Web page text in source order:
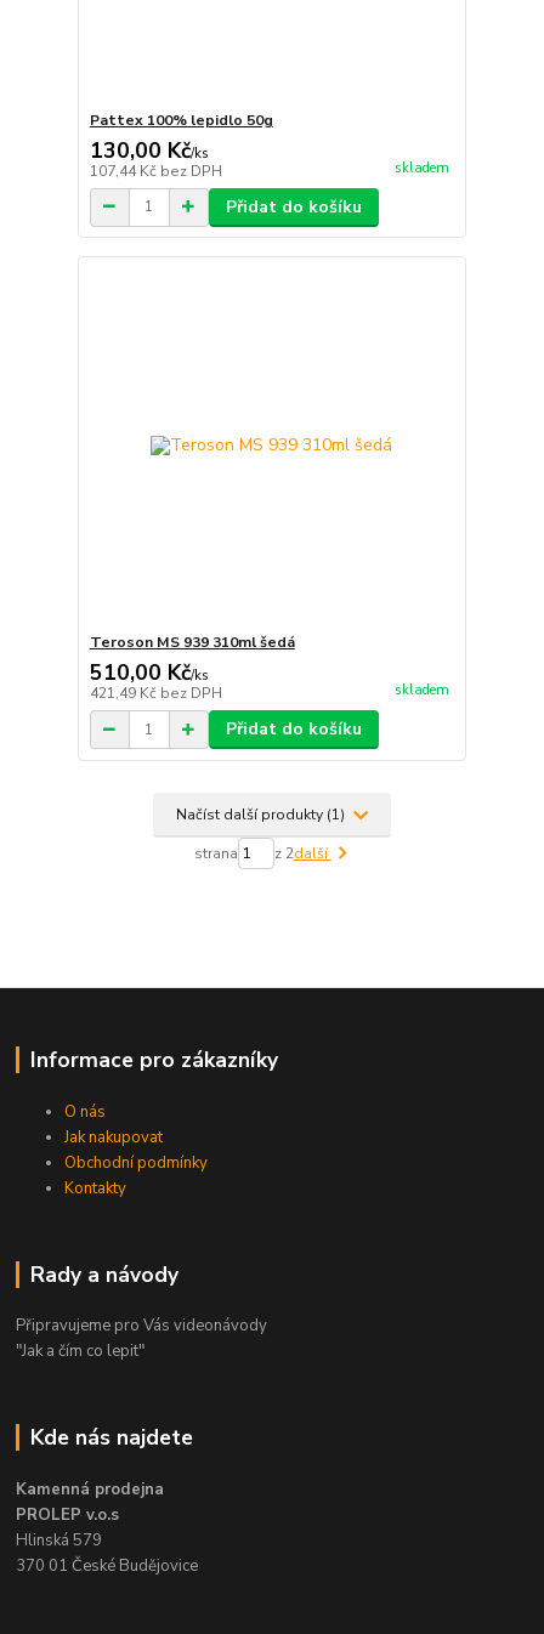
Pattex 100% lepidlo 50g
130,00 Kč/ks
107,44 Kč bez DPH skladem
Přidat do košíku
Teroson MS 939 310ml šedá
510,00 Kč/ks
421,49 Kč bez DPH skladem
Přidat do košíku
Načíst další produkty (1)
strana z 2další
Informace pro zákazníky
O nás
Jak nakupovat
Obchodní podmínky
Kontakty
Rady a návody
Připravujeme pro Vás videonávody
"Jak a čím co lepit"
Kde nás najdete
Kamenná prodejna
PROLEP v.o.s
Hlinská 579
370 01 České Budějovice